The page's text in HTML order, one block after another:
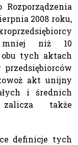
2008 roku,
mniej niż 10
tych aktach
akt unijny
i średnich
także
definicje tych